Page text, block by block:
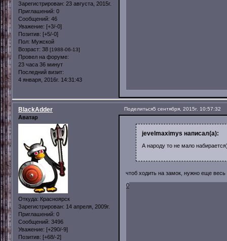
Зарегистрирован: 23 августа, 2015г.
Приглашений: 0
Сообщений: 46
Уважение: [+3/-0]
Позитив: [+5/-0]
Пол: Мужской
Возраст: 38 [1988-06-13]
Провел на форуме:
23 часа 36 минут
Последний визит:
4 января, 2016г. 14:31:43
Поделиться5 сентября, 2015г. 10:57:32
BlackAdder
Аватар
Откуда: Красноярск
Зарегистрирован: 14 апреля, 2009г.
Приглашений: 0
Сообщений: 3496
Уважение: [+290/-9]
Позитив: [+68/-2]
jevelmaximys написал(а):
А народу то не мало
чтоб ходить на замок, нужно еще
0